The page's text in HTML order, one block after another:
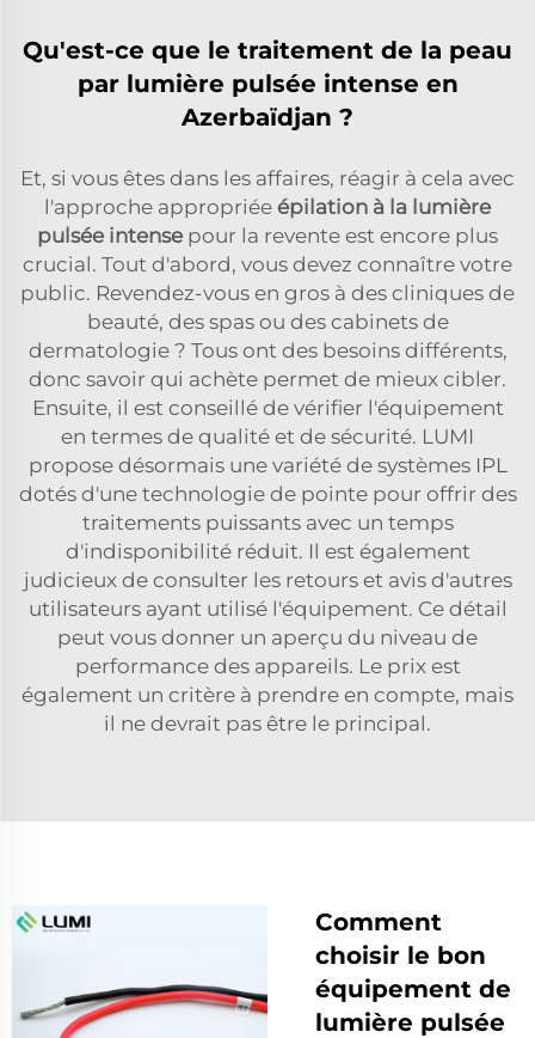
Qu'est-ce que le traitement de la peau
par lumière pulsée intense en
Azerbaïdjan ?
Et, si vous êtes dans les affaires, réagir à cela avec
l'approche appropriée épilation à la lumière
pulsée intense pour la revente est encore plus
crucial. Tout d'abord, vous devez connaître votre
public. Revendez-vous en gros à des cliniques de
beauté, des spas ou des cabinets de
dermatologie ? Tous ont des besoins différents,
donc savoir qui achète permet de mieux cibler.
Ensuite, il est conseillé de vérifier l'équipement
en termes de qualité et de sécurité. LUMI
propose désormais une variété de systèmes IPL
dotés d'une technologie de pointe pour offrir des
traitements puissants avec un temps
d'indisponibilité réduit. Il est également
judicieux de consulter les retours et avis d'autres
utilisateurs ayant utilisé l'équipement. Ce détail
peut vous donner un aperçu du niveau de
performance des appareils. Le prix est
également un critère à prendre en compte, mais
il ne devrait pas être le principal.
Comment
choisir le bon
équipement de
lumière pulsée